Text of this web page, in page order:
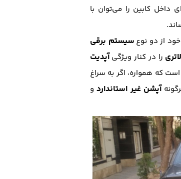
کابین را می‌توان با
از دو نوع سیستم برقی
را در کنار ویژگیآپدیت
که همواره، اگر به سراغ
آپشن غیر استانداردو